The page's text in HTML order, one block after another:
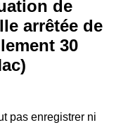
de
arrêtée de
30
pas enregistrer ni